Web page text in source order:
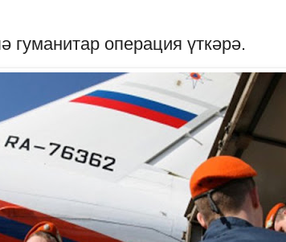
операция үткәрә.